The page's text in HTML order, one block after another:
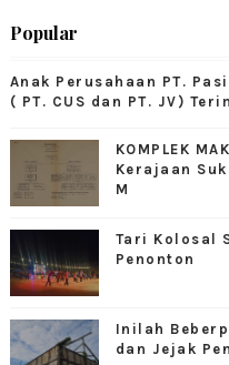
Popular
Anak Perusahaan PT.
( PT. CUS dan PT. JV)
KOMPLEK
Kerajaan
M
Tari Kolosal
Penonton
Inilah
dan Jejak